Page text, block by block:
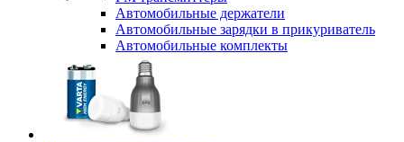
Автомобильные держатели
Автомобильные зарядки в прикуриватель
Автомобильные комплекты